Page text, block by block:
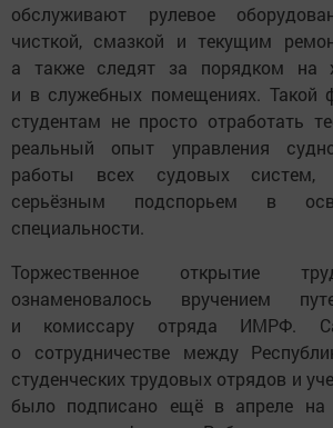
обслуживают рулевое
чисткой, смазкой и текущим
а также следят за порядком на
и в служебных помещениях. Такой
студентам не просто отработать
реальный опыт управления
работы всех судовых систем,
серьёзным подспорьем в
специальности.
Торжественное открытие
ознаменовалось вручением
и комиссару отряда ИМРФ.
о сотрудничестве между
студенческих трудовых отрядов и
было подписано ещё в апреле на